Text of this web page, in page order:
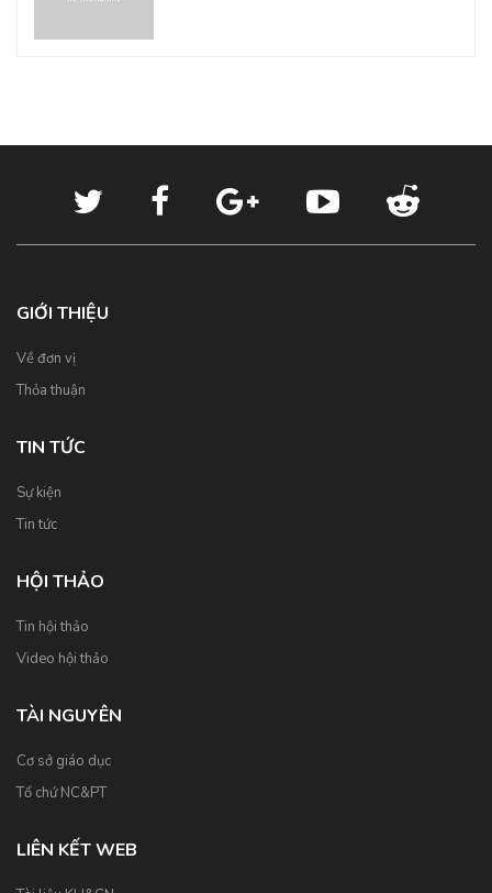
GIỚI THIỆU
Về đơn vị
Thỏa thuận
TIN TỨC
Sự kiện
Tin tức
HỘI THẢO
Tin hội thảo
Video hội thảo
TÀI NGUYÊN
Cơ sở giáo dục
Tổ chứ NC&PT
LIÊN KẾT WEB